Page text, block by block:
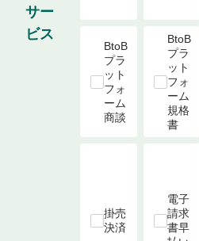
サー
ビス
BtoB
プラ
ット
フォ
ーム
商談
BtoB
プラ
ット
フォ
ーム
規格
書
掛売
決済
電子
請求
書早